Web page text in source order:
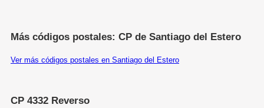
Más códigos postales: CP de Santiago del Estero
Ver más códigos postales en Santiago del Estero
CP 4332 Reverso